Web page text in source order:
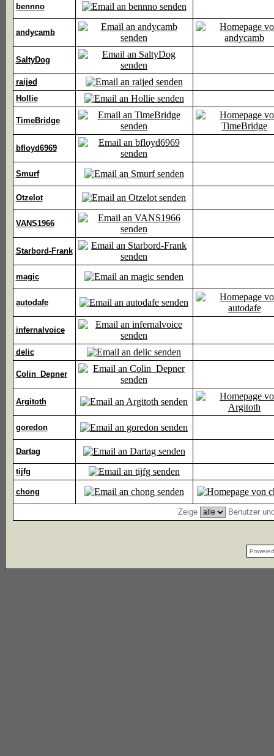
bennno
andycamb
SaltyDog
raijed
Hollie
TimeBridge
bfloyd6969
Smurf
Otzelot
VANS1966
Starbord-Frank
magic
autodafe
infernalvoice
delic
Colin_Depner
Argitoth
goredon
Dartag
tijfg
chong
Zeige Benutzer